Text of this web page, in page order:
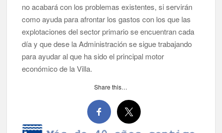
no acabará con los problemas existentes, si servirán
como ayuda para afrontar los gastos con los que las
explotaciones del sector primario se encuentran cada
día y que dese la Administración se sigue trabajando
para ayudar al que ha sido el principal motor
económico de la Villa.
Share this…